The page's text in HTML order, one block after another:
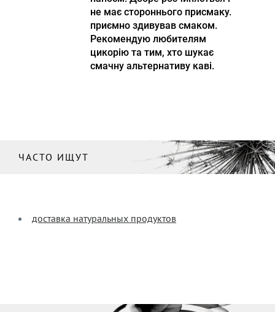
не має стороннього присмаку.
приємно здивував смаком.
Рекомендую любителям
цикорію та тим, хто шукає
смачну альтернативу каві.
ЧАСТО ИЩУТ
доставка натуральных продуктов